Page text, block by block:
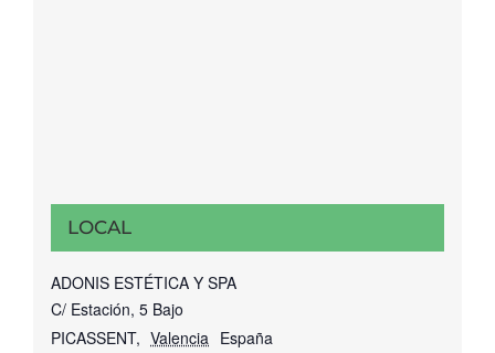
LOCAL
ADONIS ESTÉTICA Y SPA
C/ Estación, 5 Bajo
PICASSENT, Valencia España